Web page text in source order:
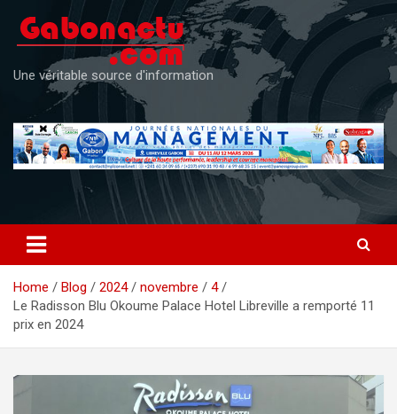
content
Une véritable source d'information
Home Blog 2024 novembre
4
Le Radisson Blu Okoume Palace Hotel Libreville a remporté 11
prix en 2024